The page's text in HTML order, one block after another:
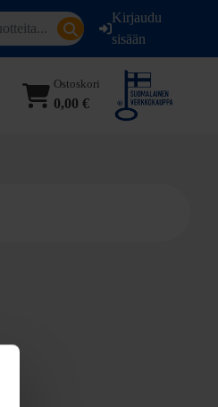
Kirjaudu
sisään
Ostoskori
0,00 €